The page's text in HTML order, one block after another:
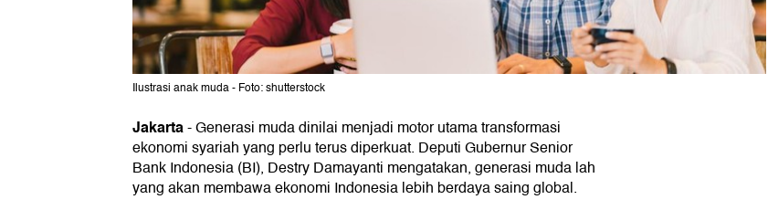
Ilustrasi anak muda - Foto: shutterstock
Jakarta-Generasi muda dinilai menjadi motor utama transformasi
ekonomi syariah yang perlu terus diperkuat. Deputi Gubernur Senior
Bank Indonesia (BI), Destry Damayanti mengatakan, generasi muda lah
yang akan membawa ekonomi Indonesia lebih berdaya saing global.